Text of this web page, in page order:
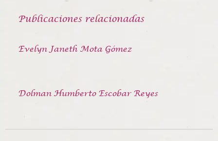
Publicaciones relacionadas
Evelyn Janeth Mota Gómez
Dolman Humberto Escobar Reyes